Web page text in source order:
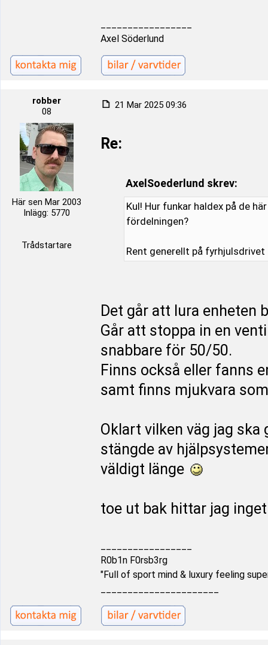
Axel Söderlund
robber
08
Här sen Mar 2003
Inlägg: 5770
Trådstartare
21 Mar 2025 09:36
Re:
AxelSoederlund skrev:
Kul! Hur funkar haldex på de
fördelningen?
Rent generellt på
Det går att lura enheten
Går att stoppa in en
snabbare för 50/50.
Finns också eller fanns
samt finns mjukvara
Oklart vilken väg jag
stängde av
väldigt länge
toe ut bak hittar jag
R0b1n F0rsb3rg
"Full of sport mind & luxury feeling